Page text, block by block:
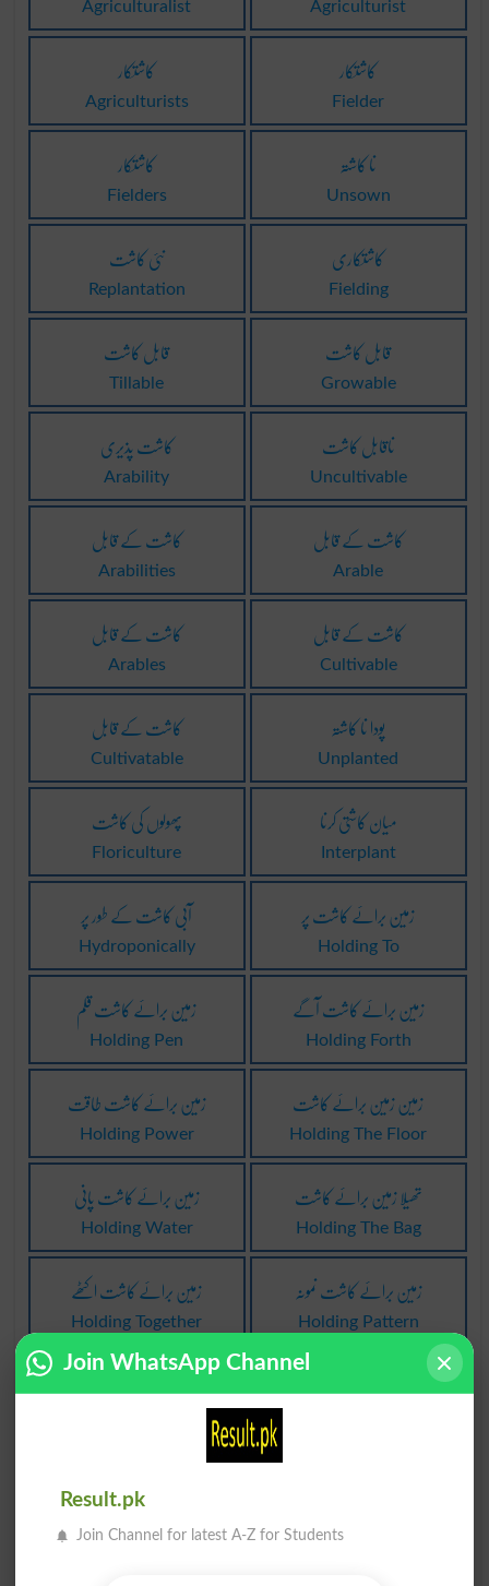
Agriculturalist Agriculturist
کاشتکار
Agriculturists
کاشتکار
Fielder
کاشتکار
Fielders
نا کاشتہ
Unsown
نئی کاشت
Replantation
کاشتکاری
Fielding
قابل کاشت
Tillable
قابل کاشت
Growable
کاشت پذیری
Arability
ناقابل کاشت
Uncultivable
کاشت کے قابل
Arabilities
کاشت کے قابل
Arable
کاشت کے قابل
Arables
کاشت کے قابل
Cultivable
کاشت کے قابل
Cultivatable
پودا نا کاشتہ
Unplanted
پھولوں کی کاشت
Floriculture
میان کاشتی کرنا
Interplant
آبی کاشت کے طور پر
Hydroponically
زمین برائے کاشت پر
Holding To
زمین برائے کاشت قلم
Holding Pen
زمین برائے کاشت آگے
Holding Forth
زمین برائے کاشت طاقت
Holding Power
زمین زمین برائے کاشت
Holding The Floor
زمین برائے کاشت پانی
Holding Water
تھیلا زمین برائے کاشت
Holding The Bag
زمین برائے کاشت اکٹھے
Holding Together
زمین برائے کاشت نمونہ
Holding Pattern
زمین برائے کاشت قابلیت ہٹے پَر زمین کاشت کَرنا
Viticultural
Join WhatsApp Channel
Result.pk
Join Channel for latest A-Z for Students